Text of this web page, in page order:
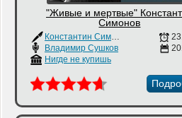
"Живые и мертвые"
Симонов
Константин Симонов
Владимир Сушков
Нигде не купишь